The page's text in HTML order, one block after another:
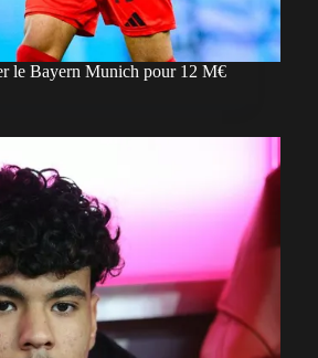
le Bayern Munich pour 12 M€